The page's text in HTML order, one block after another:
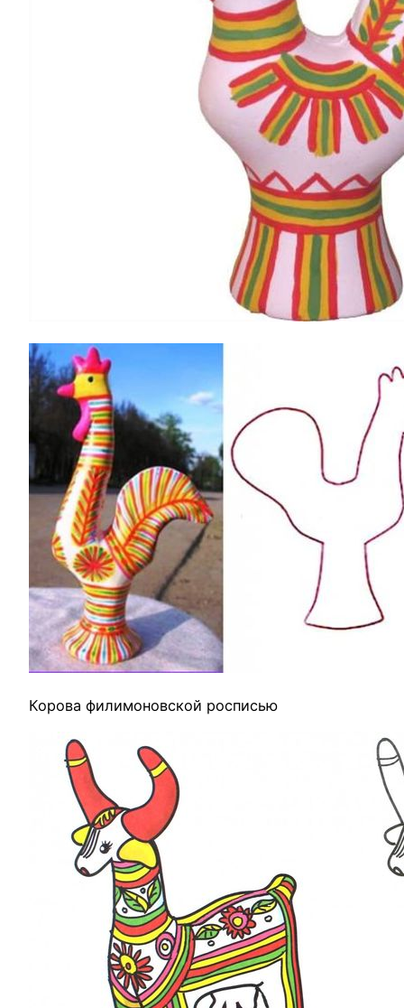
Корова филимоновской росписью